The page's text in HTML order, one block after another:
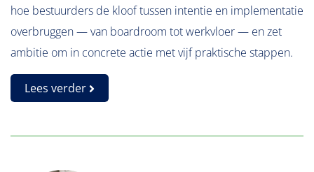
hoe bestuurders de kloof tussen intentie en implementatie
overbruggen — van boardroom tot werkvloer — en zet
ambitie om in concrete actie met vijf praktische stappen.
Lees verder